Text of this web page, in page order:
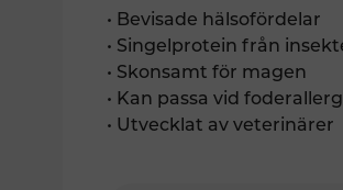
• Bevisade hälsofördelar
• Singelprotein från
• Skonsamt för magen
• Kan passa vid
• Utvecklat av veterinärer